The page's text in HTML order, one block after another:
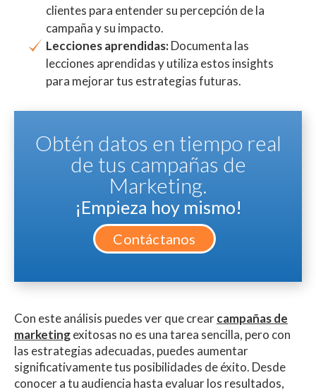
clientes para entender su percepción de la
campaña y su impacto.
Lecciones aprendidas:Documenta las
lecciones aprendidas y utiliza estos insights
para mejorar tus estrategias futuras.
Obtén datos en tiempo real
de tus campañas de
Marketing.
¡Empieza hoy mismo!
Contáctanos
Con este análisis puedes ver que crearcampañas de
marketingexitosas no es una tarea sencilla, pero con
las estrategias adecuadas, puedes aumentar
significativamente tus posibilidades de éxito. Desde
conocer a tu audiencia hasta evaluar los resultados,